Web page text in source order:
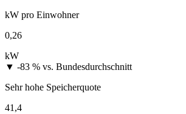
kW pro Einwohner
0,26
kW
▼ -83 % vs. Bundesdurchschnitt
Sehr hohe Speicherquote
41,4